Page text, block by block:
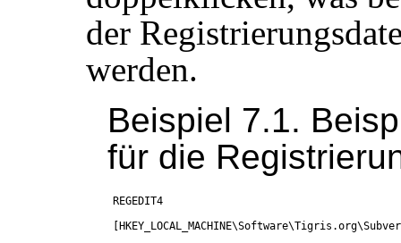
der
werden.
Beispiel 7.1.
für die
REGEDIT4